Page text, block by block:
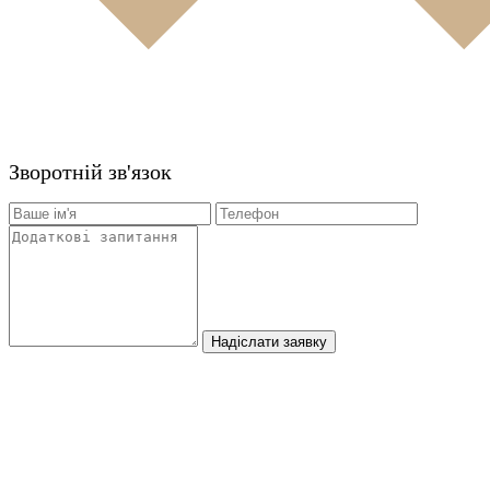
Зворотній зв'язок